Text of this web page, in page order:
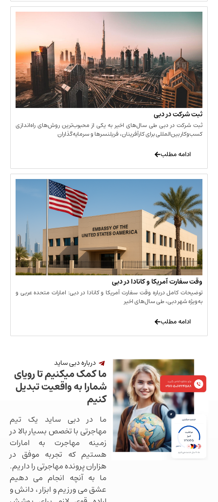
در دبی
دبی طی سال‌های اخیر به یکی از محبوب‌ترین روش‌های راه‌اندازی
برای کارآفرینان، فریلنسرها و سرمایه‌گذاران
آمریکا و کانادا در دبی
درباره وقت سفارت آمریکا و کانادا در دبی: امارات متحده عربی و
دبی، طی سال‌های اخیر
درباره دبی ساید
ما کمک میکنیم تا رویای
شمارا به واقعیت تبدیل
کنیم
ما در دبی ساید یک تیم
مهاجرتی با تخصص بسیار بالا در
زمینه مهاجرت به امارات
هستیم که تجربه موفق در
هزاران پرونده مهاجرتی را داریم.
ما به آنچه انجام می دهیم
عشق می ورزیم و ابزار ، دانش و